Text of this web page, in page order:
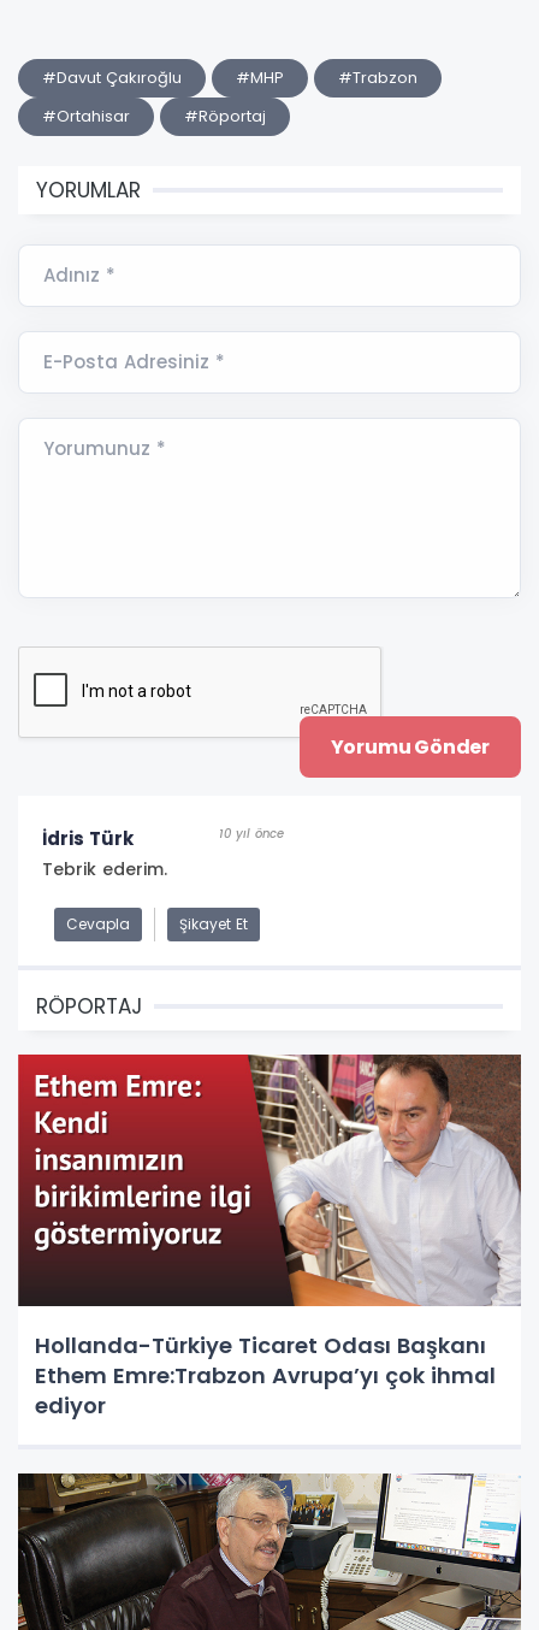
#Davut Çakıroğlu #MHP
#Trabzon
#Ortahisar
#Röportaj
YORUMLAR
Adınız *
E-Posta Adresiniz *
Yorumunuz *
İdris Türk 10 yıl önce
Tebrik ederim.
Cevapla Şikayet Et
RÖPORTAJ
Hollanda-Türkiye Ticaret Odası Başkanı
Ethem Emre:Trabzon Avrupa’yı çok ihmal
ediyor